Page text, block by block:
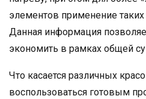
элементов применение таких
Данная информация
экономить в рамках общей
Что касается различных
воспользоваться готовым